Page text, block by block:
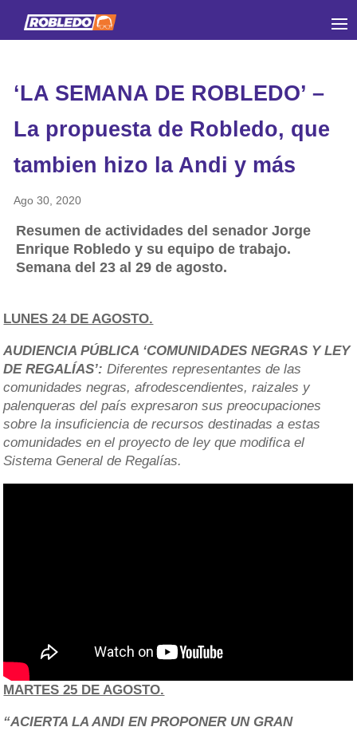
‘LA SEMANA DE ROBLEDO’ –
La propuesta de Robledo, que
tambien hizo la Andi y más
Ago 30, 2020
Resumen de actividades del senador Jorge
Enrique Robledo y su equipo de trabajo.
Semana del 23 al 29 de agosto.
LUNES 24 DE AGOSTO.
AUDIENCIA PÚBLICA ‘COMUNIDADES NEGRAS Y LEY
DE REGALÍAS’:Diferentes representantes de las
comunidades negras, afrodescendientes, raizales y
palenqueras del país expresaron sus preocupaciones
sobre la insuficiencia de recursos destinadas a estas
comunidades en el proyecto de ley que modifica el
Sistema General de Regalías.
MARTES 25 DE AGOSTO.
“ACIERTA LA ANDI EN PROPONER UN GRAN